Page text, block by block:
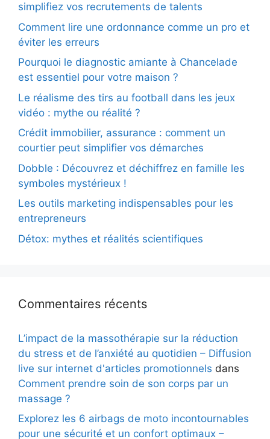
simplifiez vos recrutements de talents
Comment lire une ordonnance comme un pro et
éviter les erreurs
Pourquoi le diagnostic amiante à Chancelade
est essentiel pour votre maison ?
Le réalisme des tirs au football dans les jeux
vidéo : mythe ou réalité ?
Crédit immobilier, assurance : comment un
courtier peut simplifier vos démarches
Dobble : Découvrez et déchiffrez en famille les
symboles mystérieux !
Les outils marketing indispensables pour les
entrepreneurs
Détox: mythes et réalités scientifiques
Commentaires récents
L’impact de la massothérapie sur la réduction
du stress et de l’anxiété au quotidien – Diffusion
live sur internet d'articles promotionnels dans
Comment prendre soin de son corps par un
massage ?
Explorez les 6 airbags de moto incontournables
pour une sécurité et un confort optimaux –